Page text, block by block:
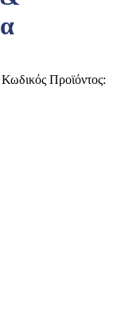
Κωδικός Προϊόντος: